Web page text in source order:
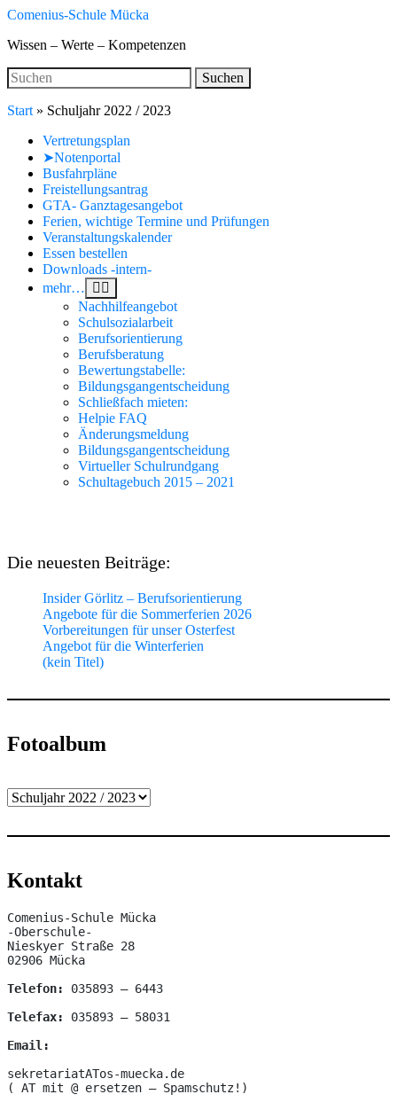
Skip
main
Comenius-Schule Mücka
Wissen – Werte – Kompetenzen
Search
for:
Suchen
Start » Schuljahr 2022 / 2023
Vertretungsplan
➤Notenportal
Busfahrpläne
Freistellungsantrag
GTA- Ganztagesangebot
Ferien, wichtige Termine und Prüfungen
Veranstaltungskalender
Essen bestellen
Downloads -intern-
mehr…
Nachhilfeangebot
Schulsozialarbeit
Berufsorientierung
Berufsberatung
Bewertungstabelle:
Bildungsgangentscheidung
Schließfach mieten:
Helpie FAQ
Änderungsmeldung
Bildungsgangentscheidung
Virtueller Schulrundgang
Schultagebuch 2015 – 2021
Die neuesten Beiträge:
Insider Görlitz – Berufsorientierung
Angebote für die Sommerferien 2026
Vorbereitungen für unser Osterfest
Angebot für die Winterferien
(kein Titel)
Fotoalbum
Kontakt
Comenius-Schule Mücka
-Oberschule-
Nieskyer Straße 28
02906 Mücka
Telefon:
035893 – 6443
Telefax: 035893 – 58031
Email:
sekretariatATos-muecka.de
( AT mit @ ersetzen – Spamschutz!)